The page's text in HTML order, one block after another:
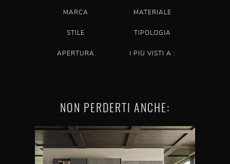
MARCA MATERIALE
STILE TIPOLOGIA
APERTURA I PIÙ VISTI A :
NON PERDERTI ANCHE: